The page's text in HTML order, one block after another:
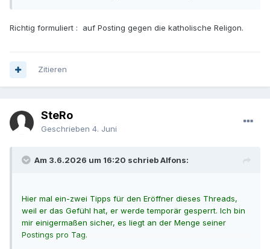
Richtig formuliert : auf Posting gegen die katholische Religon.
Zitieren
SteRo
Geschrieben 4. Juni
Am 3.6.2026 um 16:20 schrieb Alfons:
Hier mal ein-zwei Tipps für den Eröffner dieses Threads,
weil er das Gefühl hat, er werde temporär gesperrt. Ich bin
mir einigermaßen sicher, es liegt an der Menge seiner
Postings pro Tag.